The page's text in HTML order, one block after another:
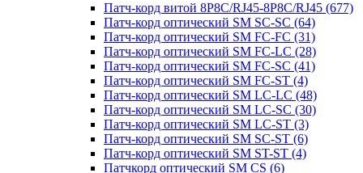
Патч-корд витой 8P8C/RJ45-8P8C/RJ45 (677)
Патч-корд оптический SM SC-SC (64)
Патч-корд оптический SM FC-FC (31)
Патч-корд оптический SM FC-LC (28)
Патч-корд оптический SM FC-SC (41)
Патч-корд оптический SM FC-ST (4)
Патч-корд оптический SM LC-LC (48)
Патч-корд оптический SM LC-SC (30)
Патч-корд оптический SM LC-ST (3)
Патч-корд оптический SM SC-ST (6)
Патч-корд оптический SM ST-ST (4)
Патчкорд оптический SM CS (6)